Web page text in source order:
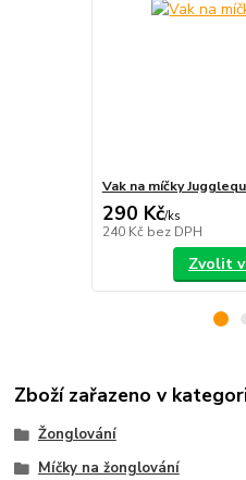
Vak na míčky
290 Kč/ks
240 Kč bez DPH
Zvolit
Zboží zařazeno v
Žonglování
Míčky na žonglování